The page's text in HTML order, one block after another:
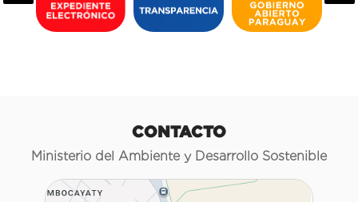
CONTACTO
Ministerio del Ambiente y Desarrollo Sostenible